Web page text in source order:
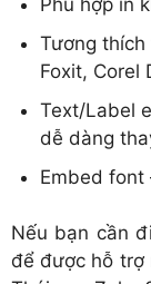
Tương
Foxit, Corel
Text/Label
dễ dàng
Embed font
Nếu bạn cần
để được hỗ trợ